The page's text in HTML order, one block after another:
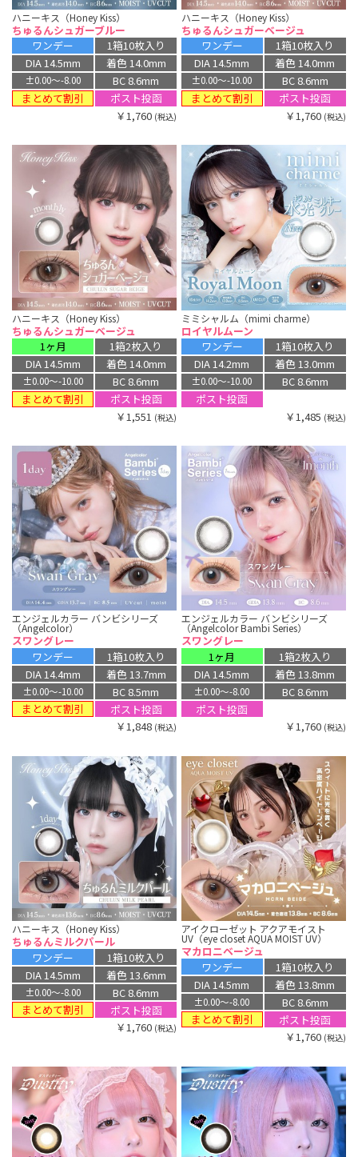
ハニーキス（Honey Kiss）
ちゅるんシュガーブルー
ワンデー
1箱10枚入り
DIA 14.5mm
着色 14.0mm
±0.00〜-8.00
BC 8.6mm
まとめて割引
ポスト投函
￥1,760 (税込)
ハニーキス（Honey Kiss）
ちゅるんシュガーベージュ
ワンデー
1箱10枚入り
DIA 14.5mm
着色 14.0mm
±0.00〜-10.00
BC 8.6mm
まとめて割引
ポスト投函
￥1,760 (税込)
ハニーキス（Honey Kiss）
ちゅるんシュガーベージュ
1ヶ月
1箱2枚入り
DIA 14.5mm
着色 14.0mm
±0.00〜-10.00
BC 8.6mm
まとめて割引
ポスト投函
￥1,551 (税込)
ミミシャルム（mimi charme）
ロイヤルムーン
ワンデー
1箱10枚入り
DIA 14.2mm
着色 13.0mm
±0.00〜-10.00
BC 8.6mm
ポスト投函
￥1,485 (税込)
エンジェルカラー バンビシリーズ
（Angelcolor）
スワングレー
ワンデー
1箱10枚入り
DIA 14.4mm
着色 13.7mm
±0.00〜-10.00
BC 8.5mm
まとめて割引
ポスト投函
￥1,848 (税込)
エンジェルカラー バンビシリーズ
（Angelcolor Bambi Series）
スワングレー
1ヶ月
1箱2枚入り
DIA 14.5mm
着色 13.8mm
±0.00〜-8.00
BC 8.6mm
ポスト投函
￥1,760 (税込)
ハニーキス（Honey Kiss）
ちゅるんミルクパール
ワンデー
1箱10枚入り
DIA 14.5mm
着色 13.6mm
±0.00〜-8.00
BC 8.6mm
まとめて割引
ポスト投函
￥1,760 (税込)
アイクローゼット アクアモイスト
UV（eye closet AQUA MOIST UV）
マカロニベージュ
ワンデー
1箱10枚入り
DIA 14.5mm
着色 13.8mm
±0.00〜-8.00
BC 8.6mm
まとめて割引
ポスト投函
￥1,760 (税込)